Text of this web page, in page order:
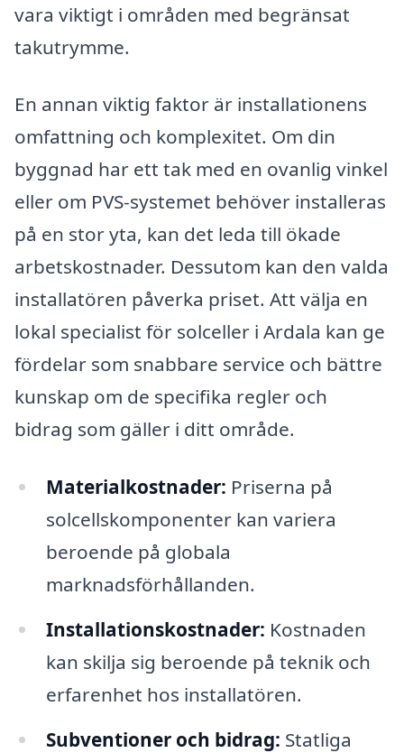
vara viktigt i områden med begränsat
takutrymme.
En annan viktig faktor är installationens
omfattning och komplexitet. Om din
byggnad har ett tak med en ovanlig vinkel
eller om PVS-systemet behöver installeras
på en stor yta, kan det leda till ökade
arbetskostnader. Dessutom kan den valda
installatören påverka priset. Att välja en
lokal specialist för solceller i Ardala kan ge
fördelar som snabbare service och bättre
kunskap om de specifika regler och
bidrag som gäller i ditt område.
Materialkostnader: Priserna på
solcellskomponenter kan variera
beroende på globala
marknadsförhållanden.
Installationskostnader: Kostnaden
kan skilja sig beroende på teknik och
erfarenhet hos installatören.
Subventioner och bidrag: Statliga